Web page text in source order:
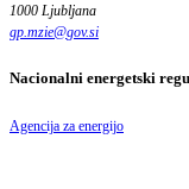
1000 Ljubljana
gp.mzie@gov.si
Nacionalni energetski
Agencija za energijo